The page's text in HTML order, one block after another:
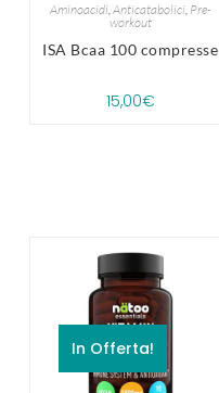
Aminoacidi,Anticatabolici, Pre-
workout
ISA Bcaa 100 compresse
15,00€
In Offerta!